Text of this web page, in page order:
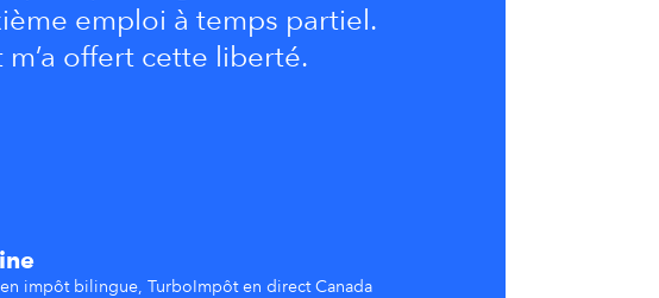
emploi à temps partiel.
m’a offert cette liberté.
impôt bilingue, TurboImpôt en direct Canada